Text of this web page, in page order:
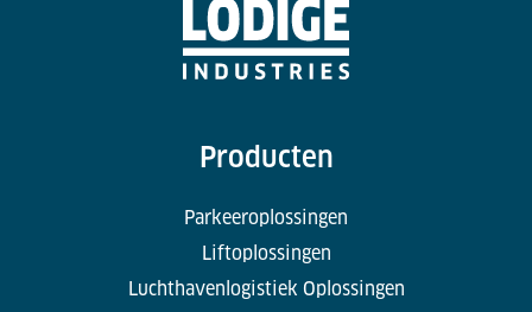
Producten
Parkeeroplossingen
Liftoplossingen
Luchthavenlogistiek Oplossingen